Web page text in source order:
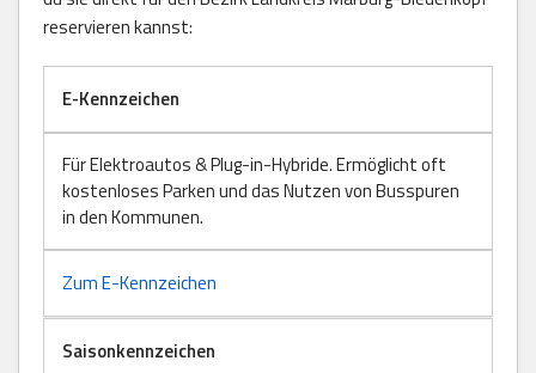
reservieren kannst:
E-Kennzeichen
Für Elektroautos & Plug-in-Hybride. Ermöglicht oft
kostenloses Parken und das Nutzen von Busspuren
in den Kommunen.
Zum E-Kennzeichen
Saisonkennzeichen